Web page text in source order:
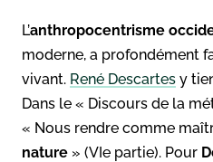
L’anthropocentrisme
moderne, a profondément
vivant. René Descartes y
Dans le « Discours de la
« Nous rendre comme
nature » (VIe partie). Pour